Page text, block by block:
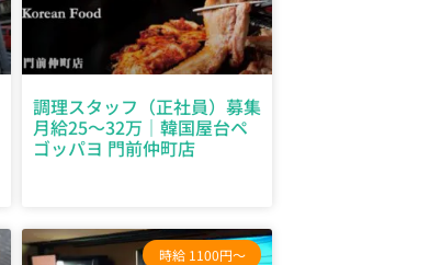
調理スタッフ（正社員）募集
月給25～32万｜韓国屋台ペ
ゴッパヨ 門前仲町店
時給 1100円～